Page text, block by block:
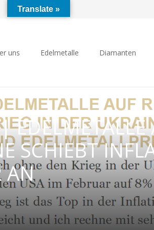
uns Edelmetalle Diamanten
SCHIEBT
AN
Translate »